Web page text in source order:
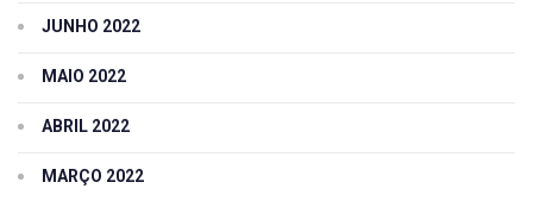
JUNHO 2022
MAIO 2022
ABRIL 2022
MARÇO 2022